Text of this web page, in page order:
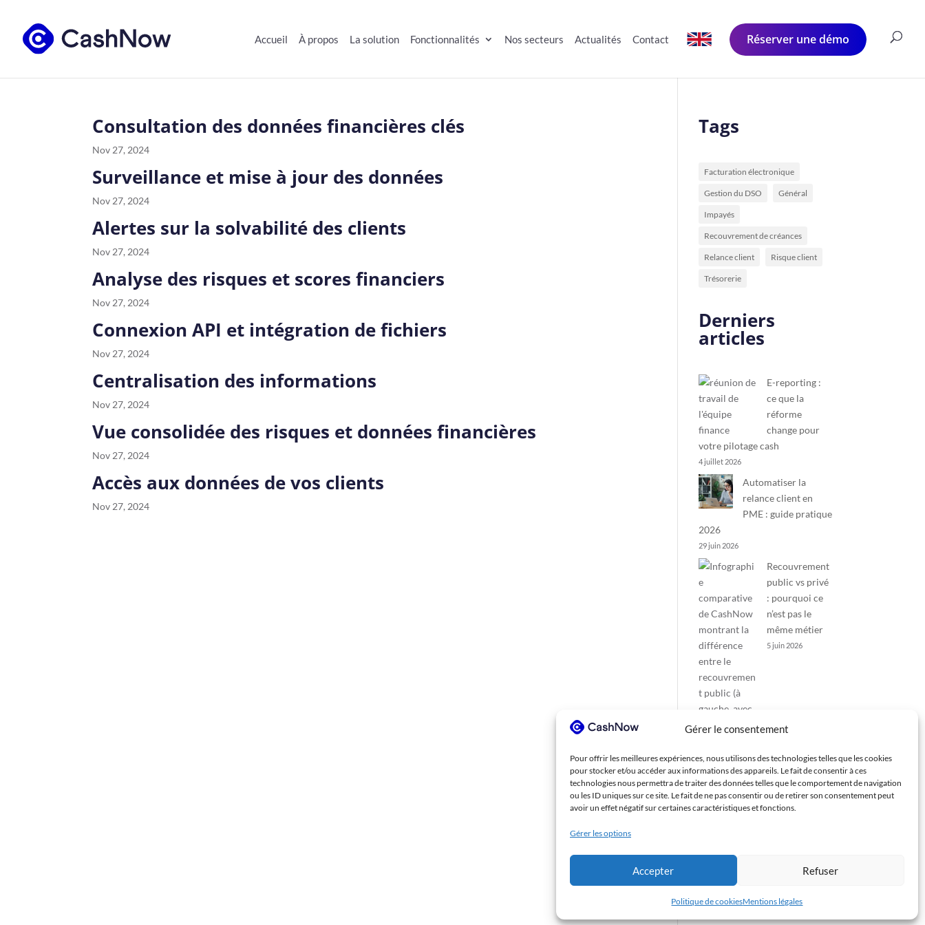
Gérer le consentement
Pour offrir les meilleures expériences, nous utilisons des technologies telles que les cookies
pour stocker et/ou accéder aux informations des appareils. Le fait de consentir à ces
technologies nous permettra de traiter des données telles que le comportement de navigation
ou les ID uniques sur ce site. Le fait de ne pas consentir ou de retirer son consentement peut
avoir un effet négatif sur certaines caractéristiques et fonctions.
Gérer les options
Accepter Refuser
Politique de cookiesMentions légales
Accueil À propos La solution Fonctionnalités Nos secteurs Actualités Contact Réserver une démo
Consultation des données financières clés
Nov 27, 2024
Surveillance et mise à jour des données
Nov 27, 2024
Alertes sur la solvabilité des clients
Nov 27, 2024
Analyse des risques et scores financiers
Nov 27, 2024
Connexion API et intégration de fichiers
Nov 27, 2024
Centralisation des informations
Nov 27, 2024
Vue consolidée des risques et données financières
Nov 27, 2024
Accès aux données de vos clients
Nov 27, 2024
Tags
Facturation électronique
Gestion du DSO Général
Impayés
Recouvrement de créances
Relance client Risque client
Trésorerie
Derniers
articles
E-reporting :
ce que la
réforme
change pour
votre pilotage cash
4 juillet 2026
Automatiser la
relance client en
PME : guide pratique
2026
29 juin 2026
Recouvrement
public vs privé
: pourquoi ce
n’est pas le
même métier
5 juin 2026